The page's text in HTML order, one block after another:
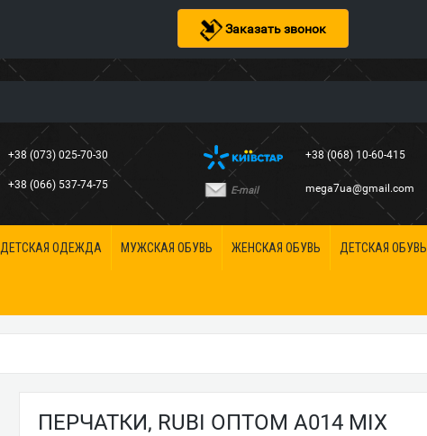
Заказать звонок
+38 (073) 025-70-30
+38 (066) 537-74-75
+38 (068) 10-60-415
E-mail mega7ua@gmail.com
ДЕТСКАЯ ОДЕЖДА МУЖСКАЯ ОБУВЬ ЖЕНСКАЯ ОБУВЬ ДЕТСКАЯ ОБУВЬ
ПЕРЧАТКИ, RUBI ОПТОМ A014 MIX